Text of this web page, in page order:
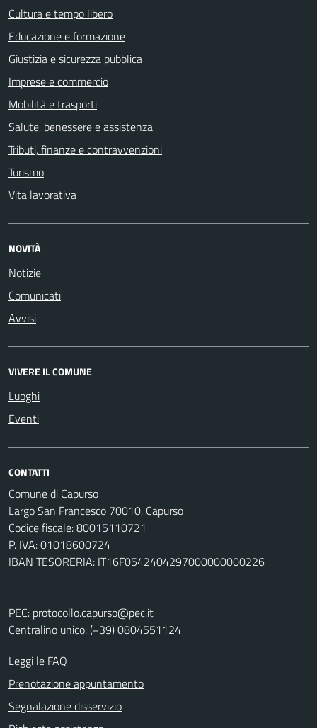
Cultura e tempo libero
Educazione e formazione
Giustizia e sicurezza pubblica
Imprese e commercio
Mobilità e trasporti
Salute, benessere e assistenza
Tributi, finanze e contravvenzioni
Turismo
Vita lavorativa
NOVITÀ
Notizie
Comunicati
Avvisi
VIVERE IL COMUNE
Luoghi
Eventi
CONTATTI
Comune di Capurso
Largo San Francesco 70010, Capurso
Codice fiscale: 80015110721
P. IVA: 01018600724
IBAN TESORERIA: IT16F0542404297000000000226
PEC: protocollo.capurso@pec.it
Centralino unico: (+39) 0804551124
Leggi le FAQ
Prenotazione appuntamento
Segnalazione disservizio